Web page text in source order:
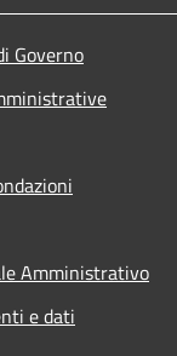
Governo
Amministrativo
e dati